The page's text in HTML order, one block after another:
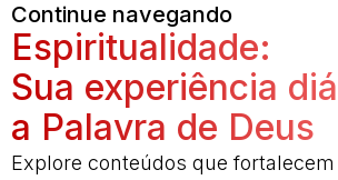
Continue navegando
Espiritualidade:
Sua experiência
a Palavra de Deus
Explore conteúdos que